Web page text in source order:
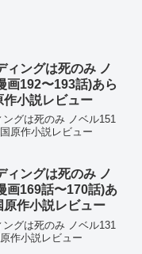
ィングは死のみ ノ
画192〜193話)あら
小説レビュー
グは死のみ ノベル151
原作小説レビュー
ィングは死のみ ノ
画169話〜170話)あ
原作小説レビュー
グは死のみ ノベル131
作小説レビュー